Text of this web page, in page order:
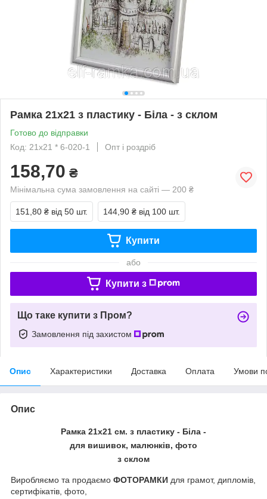
Рамка 21х21 з пластику - Біла - з склом
Готово до відправки
Код: 21х21 * 6-020-1
Опт і роздріб
158,70 ₴
Мінімальна сума замовлення на сайті — 200 ₴
151,80 ₴ від 50 шт. 144,90 ₴ від 100 шт.
Купити
або
Купити з
Що таке купити з Пром?
Замовлення під захистом
Опис Характеристики Доставка Оплата Умови
Опис
Рамка 21х21 см. з пластику - Біла -
для вишивок, малюнків, фото
з склом
Виробляємо та продаємо ФОТОРАМКИ для грамот, дипломів,
сертифікатів, фото,